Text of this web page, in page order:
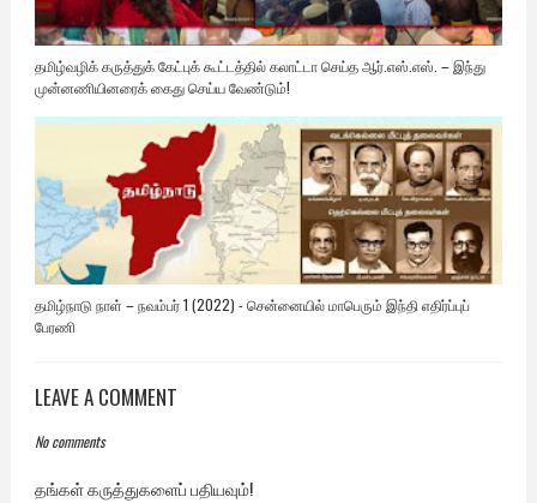
தமிழ்வழிக் கருத்துக் கேட்புக் கூட்டத்தில் கலாட்டா செய்த ஆர்.எஸ்.எஸ். – இந்து
முன்னணியினரைக் கைது செய்ய வேண்டும்!
தமிழ்நாடு நாள் – நவம்பர் 1 (2022) - சென்னையில் மாபெரும் இந்தி எதிர்ப்புப்
பேரணி
LEAVE A COMMENT
No comments
தங்கள் கருத்துகளைப் பதியவும்!